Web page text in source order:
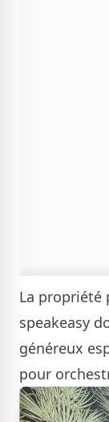
La propriété
speakeasy
généreux
pour